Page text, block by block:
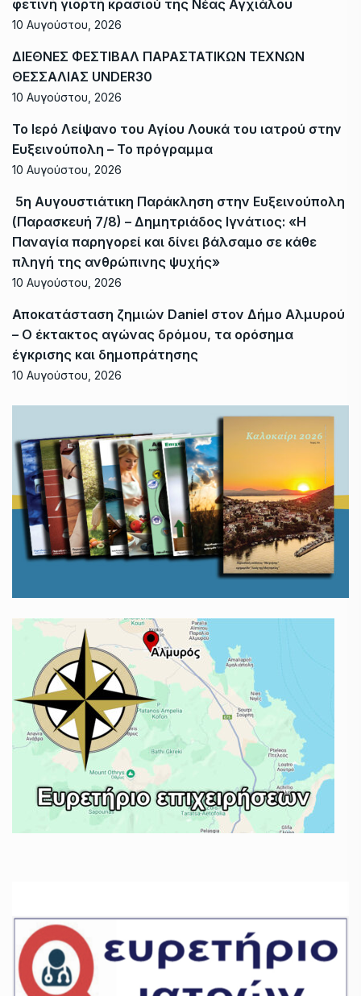
φετινή γιορτή κρασιού της Νέας Αγχιάλου
10 Αυγούστου, 2026
ΔΙΕΘΝΕΣ ΦΕΣΤΙΒΑΛ ΠΑΡΑΣΤΑΤΙΚΩΝ ΤΕΧΝΩΝ
ΘΕΣΣΑΛΙΑΣ UNDER30
10 Αυγούστου, 2026
Το Ιερό Λείψανο του Αγίου Λουκά του ιατρού στην
Ευξεινούπολη – Το πρόγραμμα
10 Αυγούστου, 2026
5η Αυγουστιάτικη Παράκληση στην Ευξεινούπολη
(Παρασκευή 7/8) – Δημητριάδος Ιγνάτιος: «Η
Παναγία παρηγορεί και δίνει βάλσαμο σε κάθε
πληγή της ανθρώπινης ψυχής»
10 Αυγούστου, 2026
Αποκατάσταση ζημιών Daniel στον Δήμο Αλμυρού
– Ο έκτακτος αγώνας δρόμου, τα ορόσημα
έγκρισης και δημοπράτησης
10 Αυγούστου, 2026